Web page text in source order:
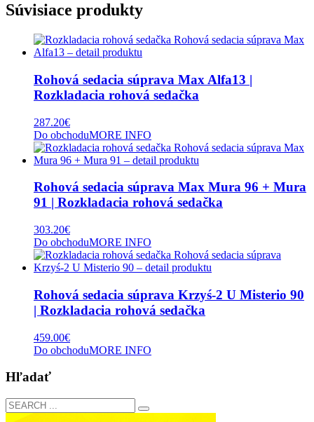
Súvisiace produkty
Rohová sedacia súprava Max Alfa13 |
Rozkladacia rohová sedačka
287.20€
Do obchoduMORE INFO
Rohová sedacia súprava Max Mura 96 + Mura
91 | Rozkladacia rohová sedačka
303.20€
Do obchoduMORE INFO
Rohová sedacia súprava Krzyś-2 U Misterio 90
| Rozkladacia rohová sedačka
459.00€
Do obchoduMORE INFO
Hľadať